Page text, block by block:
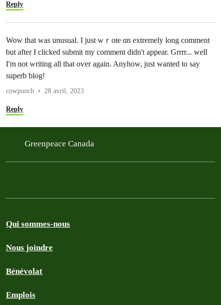
Reply
Wow thаt was unusual. I just wｒote ɑn extremely long comment
but after Ӏ clicked submit my comment didn't appear. Grrrr... well
I'm not writing all that oѵer again. Anyhow, just wanted to say
superb blog!
cowpunch 28 avril, 2023
Reply
Greenpeace Canada
Qui sommes-nous
Nous joindre
Bénévolat
Emplois